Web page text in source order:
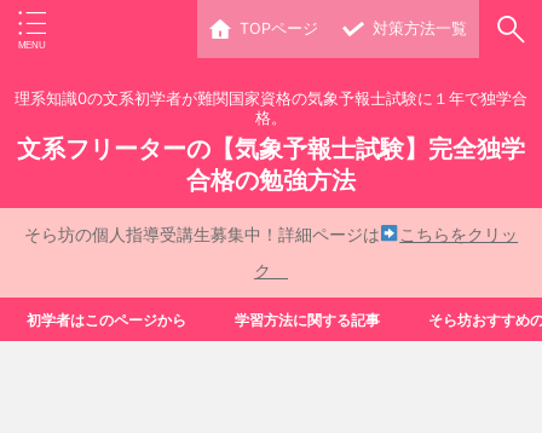
TOPページ 対策方法一覧
理系知識0の文系初学者が難関国家資格の気象予報士試験に１年で独学合
格。
文系フリーターの【気象予報士試験】完全独学
合格の勉強方法
そら坊の個人指導受講生募集中！詳細ページは
こちらをクリッ
ク
初学者はこのページから 学習方法に関する記事 そら坊おすすめ